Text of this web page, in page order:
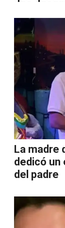
La madre
dedicó un
del padre